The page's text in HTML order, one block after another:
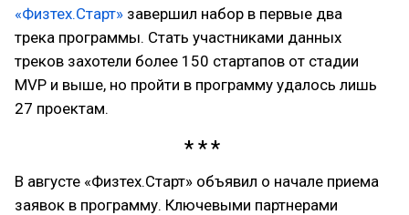
«Физтех.Старт» завершил набор в первые два
трека программы. Стать участниками данных
треков захотели более 150 стартапов от стадии
MVP и выше, но пройти в программу удалось лишь
27 проектам.
В августе «Физтех.Старт» объявил о начале приема
заявок в программу. Ключевыми партнерами